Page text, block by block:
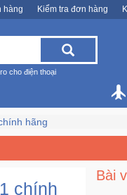
hàng Kiểm tra đơn hàng
cho điện thoại
hãng
chính
Bài